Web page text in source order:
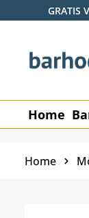
Hauptinhalt
Zur Suche springen
Zur GRATIS
Home
Home